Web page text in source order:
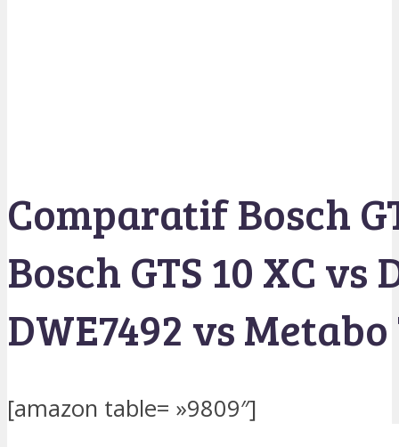
Comparatif Bosch
Bosch GTS 10 XC vs
DWE7492 vs Metabo
[amazon table= »9809″]